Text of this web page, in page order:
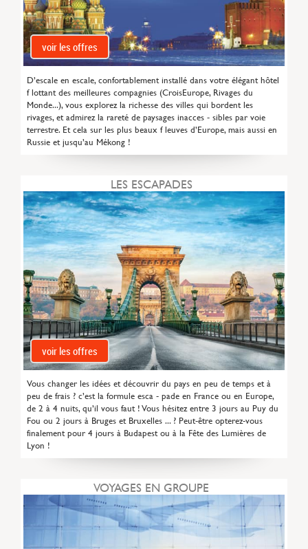
voir les offres
D’escale en escale, confortablement installé dans votre élégant hôtel
f lottant des meilleures compagnies (CroisEurope, Rivages du
Monde...), vous explorez la richesse des villes qui bordent les
rivages, et admirez la rareté de paysages inacces - sibles par voie
terrestre. Et cela sur les plus beaux f leuves d’Europe, mais aussi en
Russie et jusqu’au Mékong !
LES ESCAPADES
voir les offres
Vous changer les idées et découvrir du pays en peu de temps et à
peu de frais ? c’est la formule esca - pade en France ou en Europe,
de 2 à 4 nuits, qu’il vous faut ! Vous hésitez entre 3 jours au Puy du
Fou ou 2 jours à Bruges et Bruxelles ... ? Peut-être opterez-vous
finalement pour 4 jours à Budapest ou à la Fête des Lumières de
Lyon !
VOYAGES EN GROUPE